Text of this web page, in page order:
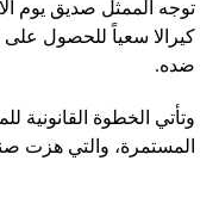
توجه الممثل صديق يوم
كيرالا سعياً للحصول
ضده.
وتأتي الخطوة القانونية
المستمرة، والتي هزت